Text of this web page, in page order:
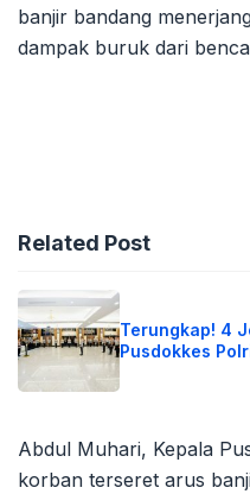
banjir bandang
dampak buruk dari
Related Post
Terungkap! 4
Pusdokkes
Abdul Muhari, Kepala
korban terseret arus